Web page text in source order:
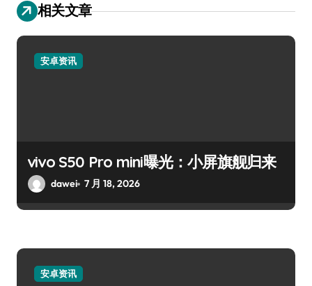
相关文章
安卓资讯
vivo S50 Pro mini曝光：小屏旗舰归来
dawei 7 月 18, 2026
安卓资讯